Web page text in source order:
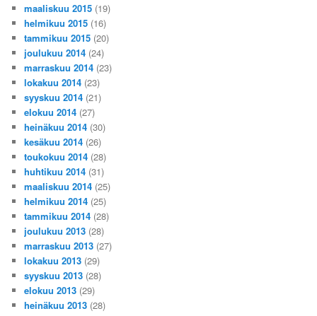
maaliskuu 2015 (19)
helmikuu 2015 (16)
tammikuu 2015 (20)
joulukuu 2014 (24)
marraskuu 2014 (23)
lokakuu 2014 (23)
syyskuu 2014 (21)
elokuu 2014 (27)
heinäkuu 2014 (30)
kesäkuu 2014 (26)
toukokuu 2014 (28)
huhtikuu 2014 (31)
maaliskuu 2014 (25)
helmikuu 2014 (25)
tammikuu 2014 (28)
joulukuu 2013 (28)
marraskuu 2013 (27)
lokakuu 2013 (29)
syyskuu 2013 (28)
elokuu 2013 (29)
heinäkuu 2013 (28)